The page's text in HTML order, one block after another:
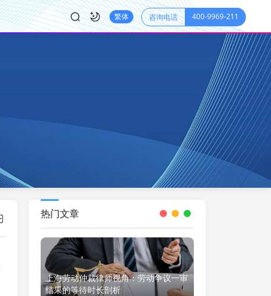
繁体 咨询电话 400-9969-211
热门文章
上海劳动仲裁律师视角：劳动争议一审
结果的等待时长剖析